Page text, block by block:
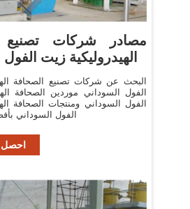
مصادر شركات تصنيع
الهيدروليكية زيت
البحث عن شركات تصنيع الصحافة
الفول السوداني موردين الصحافة
الفول السوداني ومنتجات الصحافة
الفول السوداني
احصل